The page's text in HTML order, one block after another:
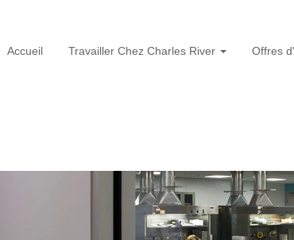
Accueil Travailler Chez Charles River Offres